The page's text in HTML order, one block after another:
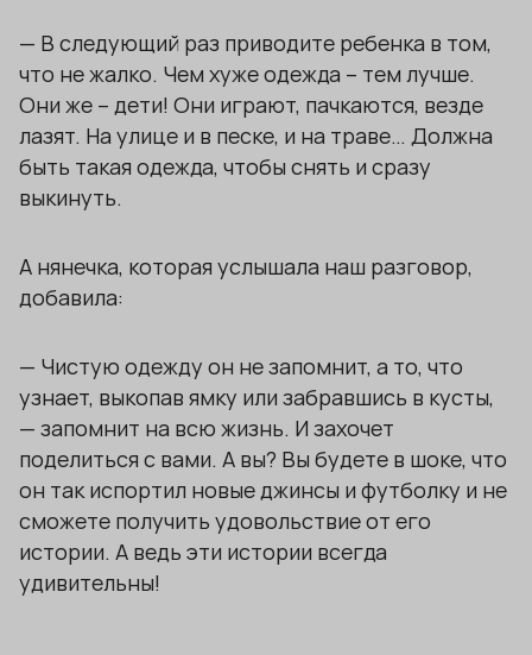
— В следующий раз приводите ребенка в том,
что не жалко. Чем хуже одежда – тем лучше.
Они же – дети! Они играют, пачкаются, везде
лазят. На улице и в песке, и на траве… Должна
быть такая одежда, чтобы снять и сразу
выкинуть.
А нянечка, которая услышала наш разговор,
добавила:
— Чистую одежду он не запомнит, а то, что
узнает, выкопав ямку или забравшись в кусты,
— запомнит на всю жизнь. И захочет
поделиться с вами. А вы? Вы будете в шоке, что
он так испортил новые джинсы и футболку и не
сможете получить удовольствие от его
истории. А ведь эти истории всегда
удивительны!